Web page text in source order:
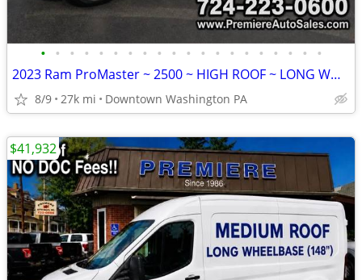
• • • • • • • • • • • • • • • • • • • •
2023 Ram ProMaster ~ 2500 ~ HIGH ROOF ~ LONG WHEELBASE ~ 26k Miles
8/9 27k mi Downtown Washington PA
$41,932